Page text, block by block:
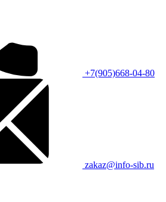
+7(905)668-04-80
zakaz@info-sib.ru